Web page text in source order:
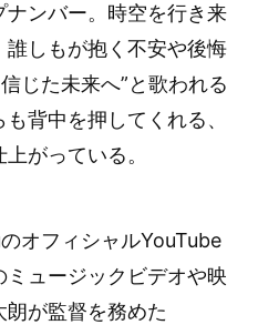
ンバー。時空を行き来
しもが抱く不安や後悔
じた未来へ”と歌われる
背中を押してくれる、
がっている。
オフィシャルYouTube
ュージックビデオや映
が監督を務めた